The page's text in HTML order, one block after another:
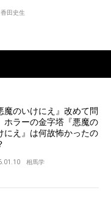
香田史生
魔のいけにえ』改めて問
ホラーの金字塔『悪魔の
にえ』は何故怖かったの
相馬学